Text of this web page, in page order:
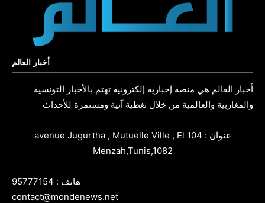
أخبار العالم
أخبار العالم هي منصة إخبارية إلكترونية تهتم بالأخبار التونسية
والمغاربية والعالمية من خلال تغطية آنية ومستمرة للأحداث
عنوان : 104 avenue Jugurtha , Mutuelle Ville , El
Menzah,Tunis,1082
هاتف : 95777154
contact@mondenews.net